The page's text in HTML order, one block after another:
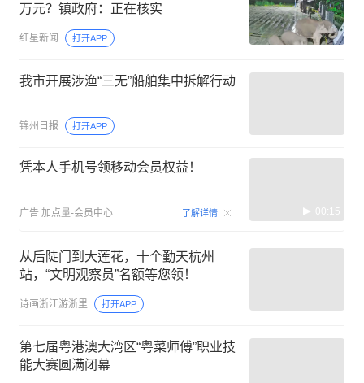
万元？镇政府：正在核实
红星新闻 打开APP
我市开展涉渔“三无”船舶集中拆解行动
锦州日报 打开APP
凭本人手机号领移动会员权益！
广告 加点量-会员中心 了解详情 00:15
从后陡门到大莲花，十个勤天杭州
站，“文明观察员”名额等您领！
诗画浙江游浙里 打开APP
第七届粤港澳大湾区“粤菜师傅”职业技
能大赛圆满闭幕